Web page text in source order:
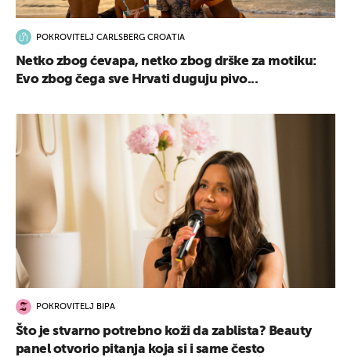
POKROVITELJ CARLSBERG CROATIA
Netko zbog ćevapa, netko zbog drške za motiku:
Evo zbog čega sve Hrvati duguju pivo...
POKROVITELJ BIPA
Što je stvarno potrebno koži da zablista? Beauty
panel otvorio pitanja koja si i same često